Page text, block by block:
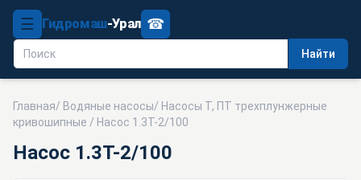
☰ Гидромаш-Урал
Найти
☎
Главная/ Водяные насосы/ Насосы Т, ПТ трехплунжерные
кривошипные / Насос 1.3Т-2/100
Насос 1.3Т-2/100